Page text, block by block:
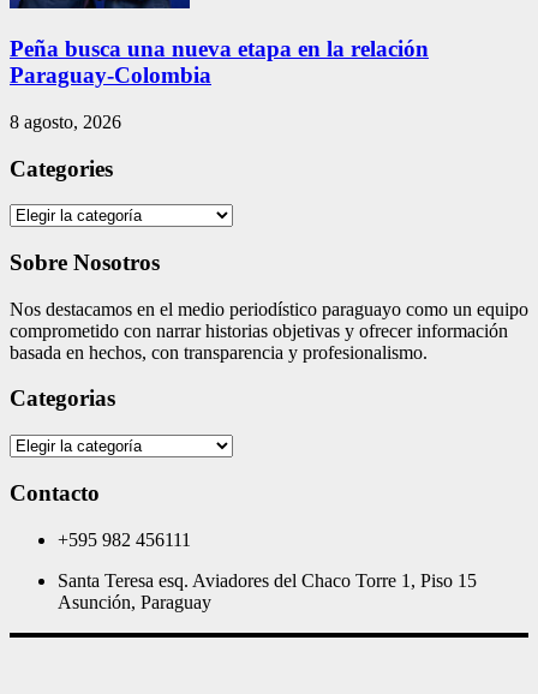
Peña busca una nueva etapa en la relación
Paraguay-Colombia
8 agosto, 2026
Categories
Categories
Sobre Nosotros
Nos destacamos en el medio periodístico paraguayo como un equipo
comprometido con narrar historias objetivas y ofrecer información
basada en hechos, con transparencia y profesionalismo.
Categorias
Categorias
Contacto
+595 982 456111
Santa Teresa esq. Aviadores del Chaco Torre 1, Piso 15
Asunción, Paraguay